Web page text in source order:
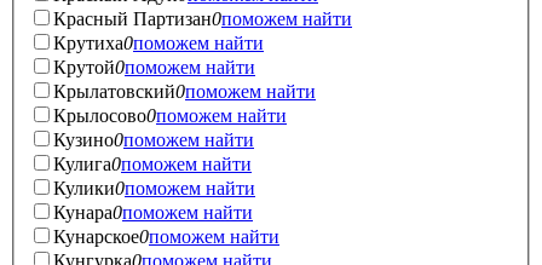
Красный Партизан0поможем найти
Крутиха0поможем найти
Крутой0поможем найти
Крылатовский0поможем найти
Крылосово0поможем найти
Кузино0поможем найти
Кулига0поможем найти
Кулики0поможем найти
Кунара0поможем найти
Кунарское0поможем найти